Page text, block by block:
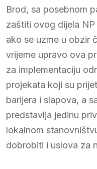
Brod, sa posebnom
zaštiti ovog dijela
ako se uzme u obzir
vrijeme upravo ova
za implementaciju
projekata koji su
barijera i slapova, a
predstavlja jedinu
lokalnom
dobrobiti i uslova za